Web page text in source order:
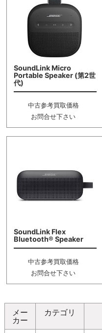
SoundLink Micro
Portable Speaker (第2世
代)
中古参考買取価格
お問合せ下さい
SoundLink Flex
Bluetooth® Speaker
中古参考買取価格
お問合せ下さい
メー
カー
カテゴリ